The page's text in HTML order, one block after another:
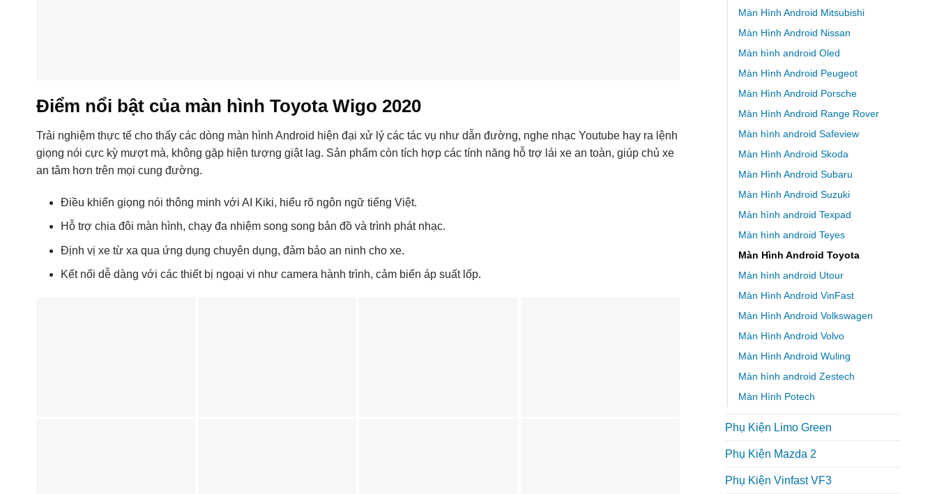
Điểm nổi bật của màn hình Toyota Wigo 2020
Trải nghiệm thực tế cho thấy các dòng màn hình Android hiện đại xử lý các tác vụ như dẫn đường, nghe nhạc Youtube hay ra lệnh
giọng nói cực kỳ mượt mà, không gặp hiện tượng giật lag. Sản phẩm còn tích hợp các tính năng hỗ trợ lái xe an toàn, giúp chủ xe
an tâm hơn trên mọi cung đường.
Điều khiển giọng nói thông minh với AI Kiki, hiểu rõ ngôn ngữ tiếng Việt.
Hỗ trợ chia đôi màn hình, chạy đa nhiệm song song bản đồ và trình phát nhạc.
Định vị xe từ xa qua ứng dụng chuyên dụng, đảm bảo an ninh cho xe.
Kết nối dễ dàng với các thiết bị ngoại vi như camera hành trình, cảm biến áp suất lốp.
Màn Hình Android Mitsubishi
Màn Hình Android Nissan
Màn hình android Oled
Màn Hình Android Peugeot
Màn Hình Android Porsche
Màn Hình Android Range Rover
Màn hình android Safeview
Màn Hình Android Skoda
Màn Hình Android Subaru
Màn Hình Android Suzuki
Màn hình android Texpad
Màn hình android Teyes
Màn Hình Android Toyota
Màn hình android Utour
Màn Hình Android VinFast
Màn Hình Android Volkswagen
Màn Hình Android Volvo
Màn Hình Android Wuling
Màn hình android Zestech
Màn Hình Potech
Phụ Kiện Limo Green
Phụ Kiện Mazda 2
Phụ Kiện Vinfast VF3